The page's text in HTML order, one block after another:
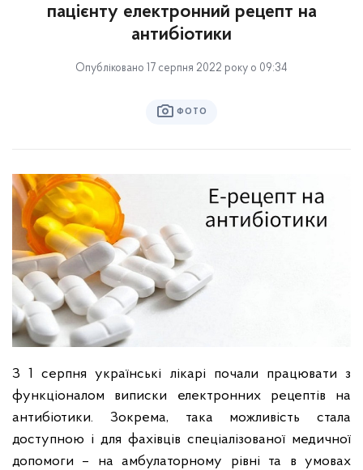
пацієнту електронний рецепт на
антибіотики
Опубліковано 17 серпня 2022 року о 09:34
ФОТО
З 1 серпня українські лікарі почали працювати з
функціоналом виписки електронних рецептів на
антибіотики. Зокрема, така можливість стала
доступною і для фахівців спеціалізованої медичної
допомоги – на амбулаторному рівні та в умовах